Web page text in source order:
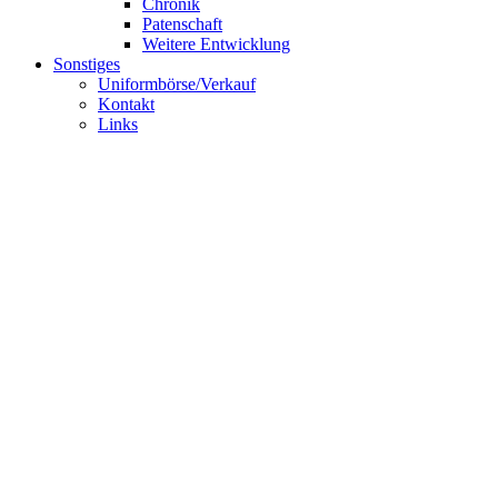
Chronik
Patenschaft
Weitere Entwicklung
Sonstiges
Uniformbörse/Verkauf
Kontakt
Links